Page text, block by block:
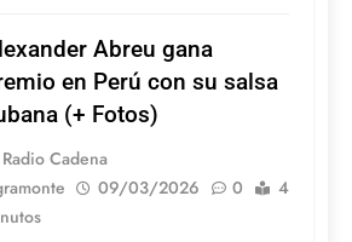
Abreu gana
en Perú con su salsa
(+ Fotos)
Radio Cadena
09/03/2026 0
4